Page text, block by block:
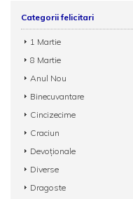
Categorii felicitari
1 Martie
8 Martie
Anul Nou
Binecuvantare
Cincizecime
Craciun
Devoționale
Diverse
Dragoste